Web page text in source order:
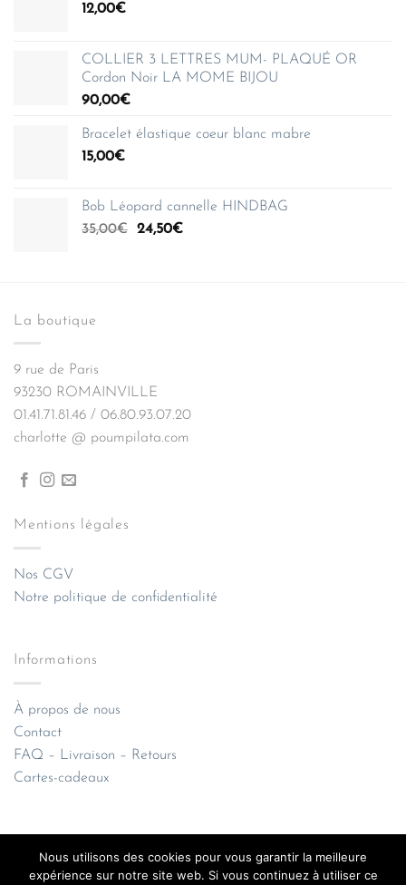
12,00€
COLLIER 3 LETTRES MUM- PLAQUÉ OR
Cordon Noir LA MOME BIJOU
90,00€
Bracelet élastique coeur blanc mabre
15,00€
Bob Léopard cannelle HINDBAG
35,00€
Le
24,50€Le
La boutique
9 rue de Paris
93230 ROMAINVILLE
01.41.71.81.46 / 06.80.93.07.20
charlotte @ poumpilata.com
Mentions légales
Nos CGV
Notre politique de confidentialité
Informations
À propos de nous
Contact
FAQ – Livraison – Retours
Cartes-cadeaux
Nous utilisons des cookies pour vous garantir la meilleure
expérience sur notre site web. Si vous continuez à utiliser ce